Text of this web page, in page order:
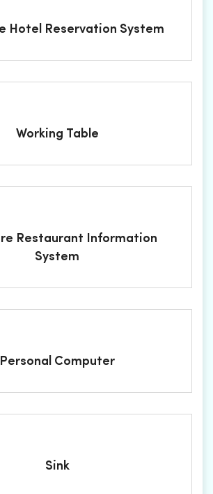
Hotel Reservation System
Working Table
Restaurant Information
System
Personal Computer
Sink